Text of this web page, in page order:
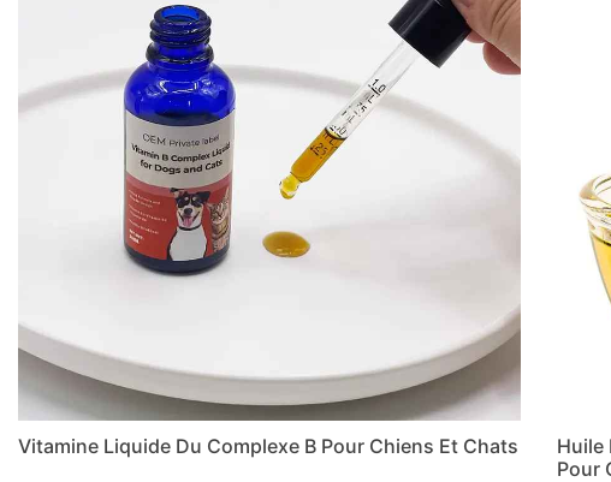
Vitamine Liquide Du Complexe B Pour Chiens Et Chats
Huile
Pour